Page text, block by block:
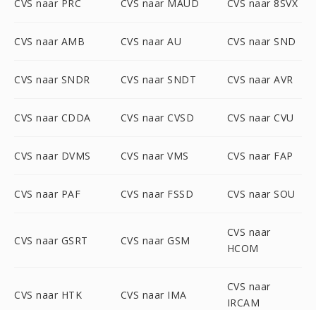
CVS naar PRC CVS naar MAUD CVS naar 8SVX
CVS naar AMB CVS naar AU CVS naar SND
CVS naar SNDR CVS naar SNDT CVS naar AVR
CVS naar CDDA CVS naar CVSD CVS naar CVU
CVS naar DVMS CVS naar VMS CVS naar FAP
CVS naar PAF CVS naar FSSD CVS naar SOU
CVS naar GSRT CVS naar GSM
CVS naar
HCOM
CVS naar HTK CVS naar IMA
CVS naar
IRCAM